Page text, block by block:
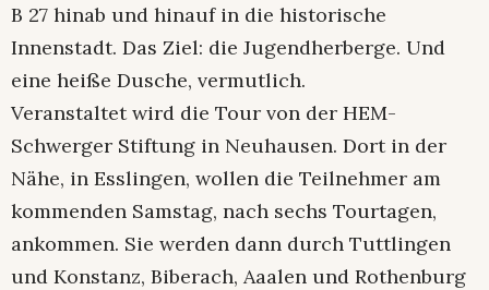
B 27 hinab und hinauf in die historische
Innenstadt. Das Ziel: die Jugendherberge. Und
eine heiße Dusche, vermutlich.
Veranstaltet wird die Tour von der HEM-
Schwerger Stiftung in Neuhausen. Dort in der
Nähe, in Esslingen, wollen die Teilnehmer am
kommenden Samstag, nach sechs Tourtagen,
ankommen. Sie werden dann durch Tuttlingen
und Konstanz, Biberach, Aaalen und Rothenburg